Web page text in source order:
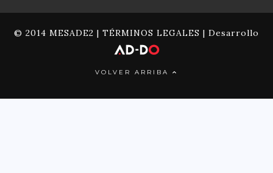
© 2014 MESADE2 | TÉRMINOS LEGALES | Desarrollo
VOLVER ARRIBA